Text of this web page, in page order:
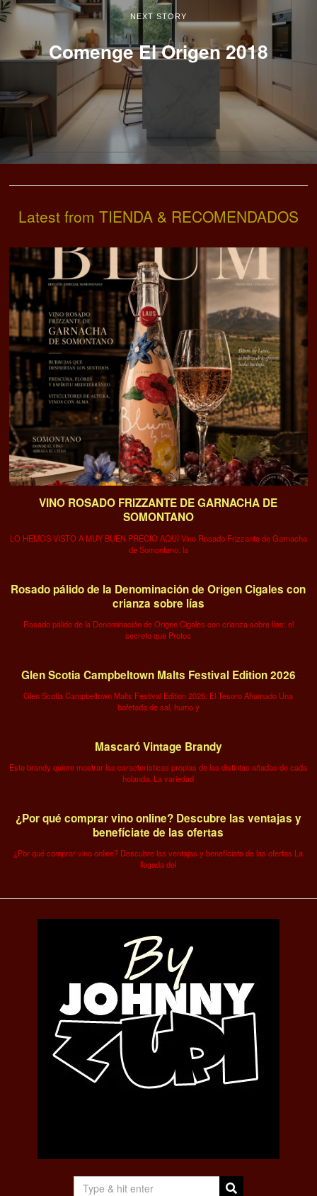
NEXT STORY
Comenge El Origen 2018
Latest from TIENDA & RECOMENDADOS
VINO ROSADO FRIZZANTE DE GARNACHA DE
SOMONTANO
LO HEMOS VISTO A MUY BUEN PRECIO AQUÍ Vino Rosado Frizzante de Garnacha
de Somontano: la
Rosado pálido de la Denominación de Origen Cigales con
crianza sobre lías
Rosado pálido de la Denominación de Origen Cigales con crianza sobre lías: el
secreto que Protos
Glen Scotia Campbeltown Malts Festival Edition 2026
Glen Scotia Campbeltown Malts Festival Edition 2026: El Tesoro Ahumado Una
bofetada de sal, humo y
Mascaró Vintage Brandy
Este brandy quiere mostrar las características propias de las distintas añadas de cada
holanda. La variedad
¿Por qué comprar vino online? Descubre las ventajas y
benefíciate de las ofertas
¿Por qué comprar vino online? Descubre las ventajas y benefíciate de las ofertas La
llegada del